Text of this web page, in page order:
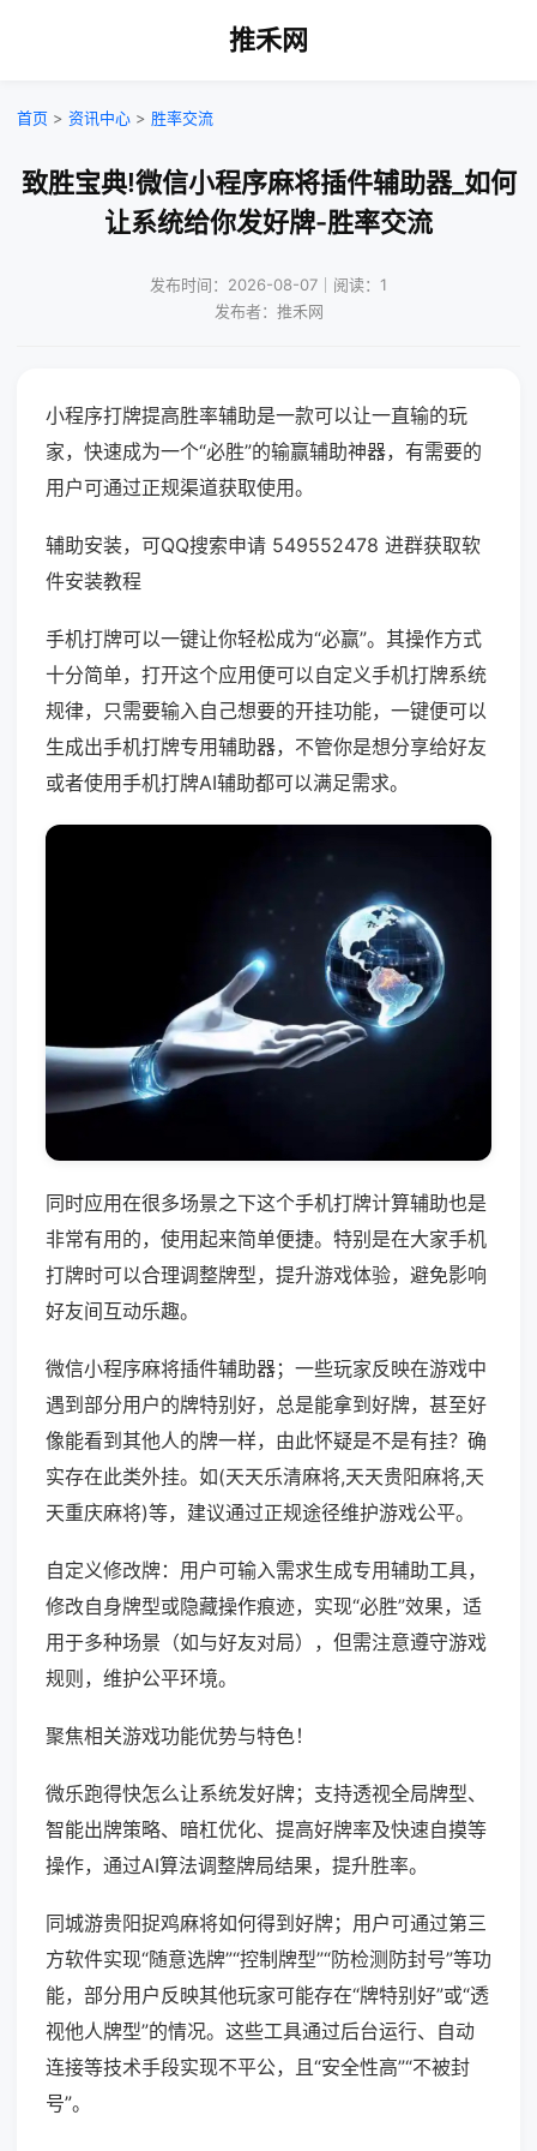
推禾网
首页 > 资讯中心 > 胜率交流
致胜宝典!微信小程序麻将插件辅助器_如何
让系统给你发好牌-胜率交流
发布时间：2026-08-07｜阅读：1
发布者：推禾网
小程序打牌提高胜率辅助是一款可以让一直输的玩
家，快速成为一个“必胜”的输赢辅助神器，有需要的
用户可通过正规渠道获取使用。
辅助安装，可QQ搜索申请 549552478 进群获取软
件安装教程
手机打牌可以一键让你轻松成为“必赢”。其操作方式
十分简单，打开这个应用便可以自定义手机打牌系统
规律，只需要输入自己想要的开挂功能，一键便可以
生成出手机打牌专用辅助器，不管你是想分享给好友
或者使用手机打牌AI辅助都可以满足需求。
同时应用在很多场景之下这个手机打牌计算辅助也是
非常有用的，使用起来简单便捷。特别是在大家手机
打牌时可以合理调整牌型，提升游戏体验，避免影响
好友间互动乐趣。
微信小程序麻将插件辅助器；一些玩家反映在游戏中
遇到部分用户的牌特别好，总是能拿到好牌，甚至好
像能看到其他人的牌一样，由此怀疑是不是有挂？确
实存在此类外挂。如(天天乐清麻将,天天贵阳麻将,天
天重庆麻将)等，建议通过正规途径维护游戏公平。
自定义修改牌：用户可输入需求生成专用辅助工具，
修改自身牌型或隐藏操作痕迹，实现“必胜”效果，适
用于多种场景（如与好友对局），但需注意遵守游戏
规则，维护公平环境。
聚焦相关游戏功能优势与特色！
微乐跑得快怎么让系统发好牌；支持透视全局牌型、
智能出牌策略、暗杠优化、提高好牌率及快速自摸等
操作，通过AI算法调整牌局结果，提升胜率。
同城游贵阳捉鸡麻将如何得到好牌；用户可通过第三
方软件实现“随意选牌”“控制牌型”“防检测防封号”等功
能，部分用户反映其他玩家可能存在“牌特别好”或“透
视他人牌型”的情况。这些工具通过后台运行、自动
连接等技术手段实现不平公，且“安全性高”“不被封
号”。